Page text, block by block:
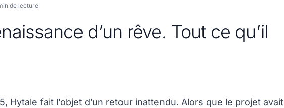
de lecture
d’un rêve. Tout ce qu’il
Hytale fait l’objet d’un retour inattendu. Alors que le projet avait